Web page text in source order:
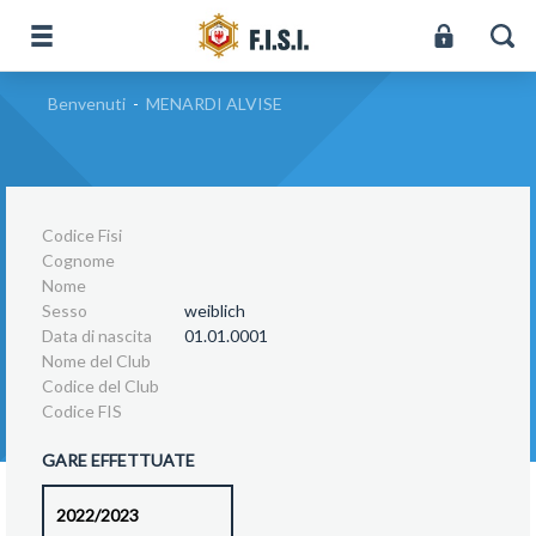
Benvenuti - MENARDI ALVISE
Codice Fisi
Cognome
Nome
Sesso
weiblich
Data di nascita
01.01.0001
Nome del Club
Codice del Club
Codice FIS
GARE EFFETTUATE